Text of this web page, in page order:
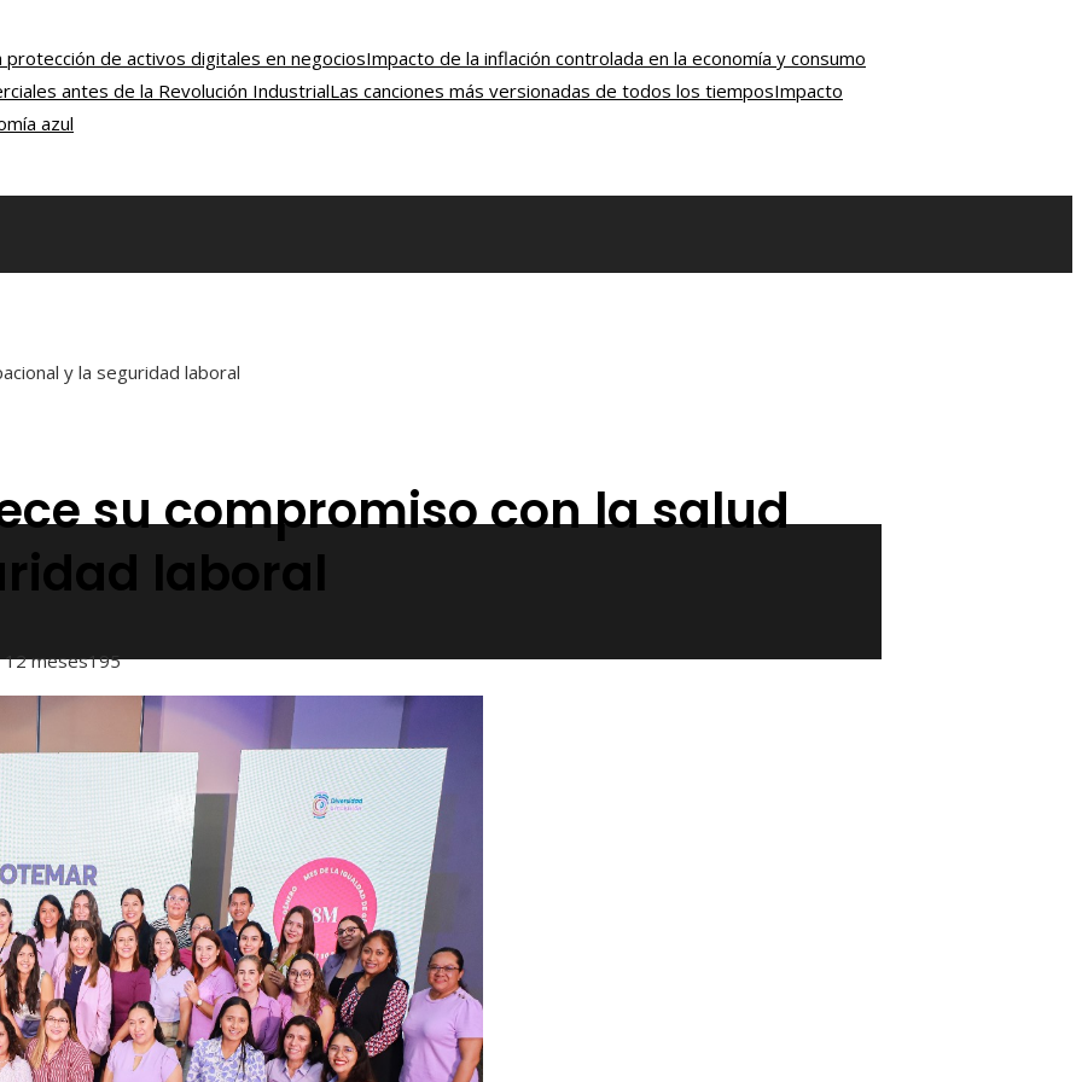
de activos digitales en negociosImpacto de la inflación controlada en la economía y consumo
antes de la Revolución IndustrialLas canciones más versionadas de todos los tiemposImpacto
azul
y la seguridad laboral
su compromiso con la salud
laboral
12 meses195